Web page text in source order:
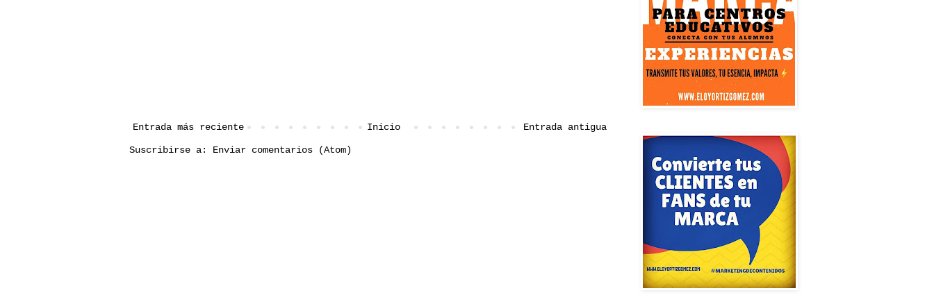
Entrada más reciente Entrada antigua
Inicio
Suscribirse a: Enviar comentarios (Atom)